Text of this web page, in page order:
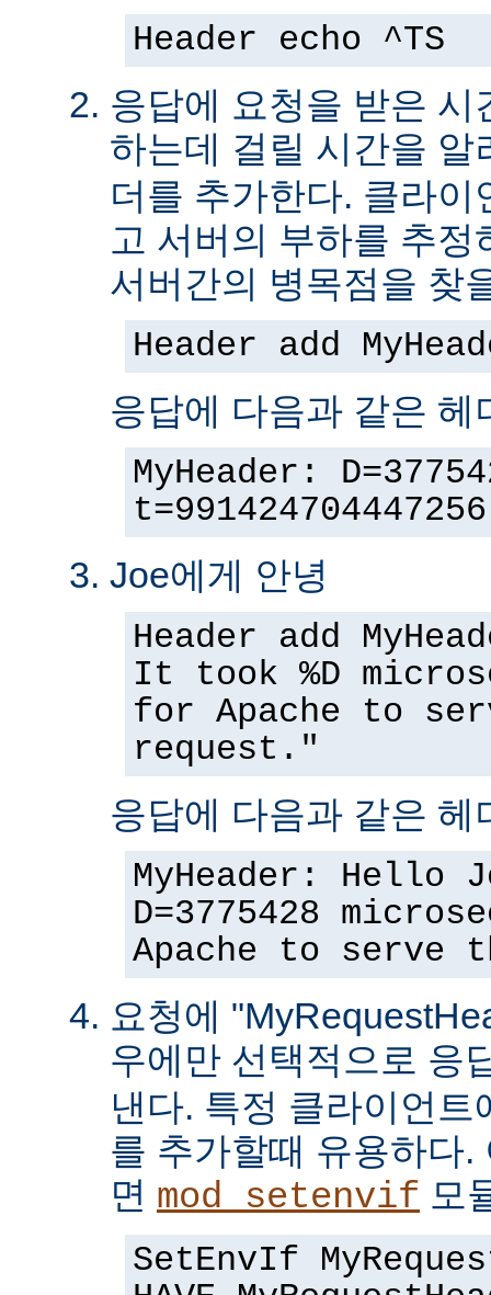
Header echo ^TS
응답에 요청을 받은 시
하는데 걸릴 시간을
더를 추가한다. 클라
고 서버의 부하를 추
서버간의 병목점을 찾
Header add
응답에 다음과 같은 헤
MyHeader:
t=991424704447256
Joe에게 안녕
Header add
It took %D
for Apache to
request."
응답에 다음과 같은 헤
MyHeader: Hello
D=3775428
Apache to serve
요청에
우에만 선택적으로 응
낸다. 특정 클라이언
를 추가할때 유용하다.
면 mod_setenvif 모
SetEnvIf